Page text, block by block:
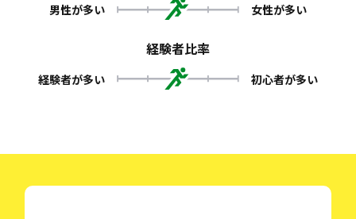
男性が多い 女性が多い
経験者比率
経験者が多い 初心者が多い